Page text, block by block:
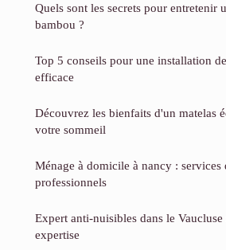
Quels sont les secrets pour entretenir
bambou ?
Top 5 conseils pour une installation
efficace
Découvrez les bienfaits d'un matelas
votre sommeil
Ménage à domicile à nancy : services
professionnels
Expert anti-nuisibles dans le
expertise